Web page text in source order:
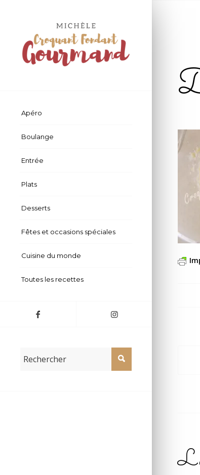
Apéro
Boulange
Entrée
Plats
Desserts
Fêtes et occasions spéciales
Cuisine du monde
Toutes les recettes